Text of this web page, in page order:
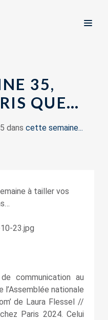
35,
QUE…
dans cette semaine...
à tailler vos
communication au
nationale
de Laura Flessel //
Paris 2024. Celui